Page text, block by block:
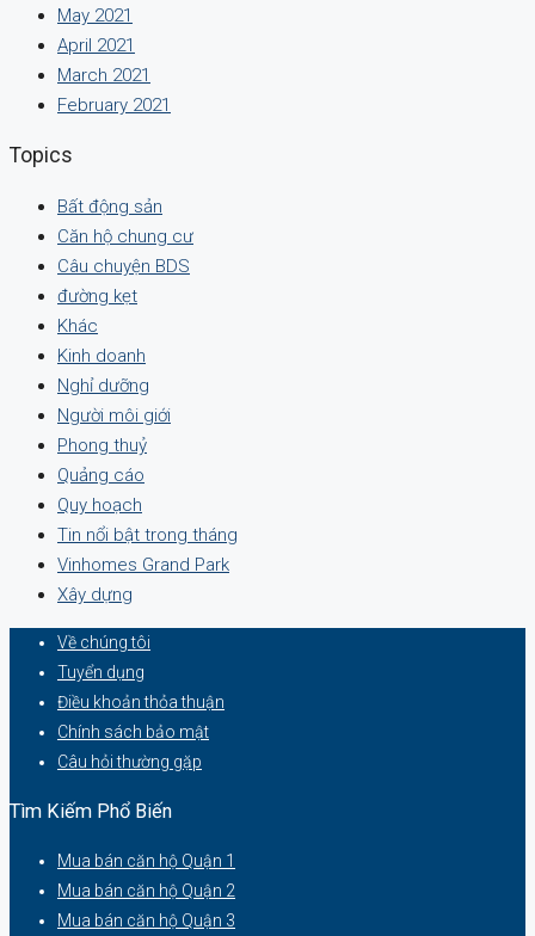
May 2021
April 2021
March 2021
February 2021
Topics
Bất động sản
Căn hộ chung cư
Câu chuyện BDS
đường kẹt
Khác
Kinh doanh
Nghỉ dưỡng
Người môi giới
Phong thuỷ
Quảng cáo
Quy hoạch
Tin nổi bật trong tháng
Vinhomes Grand Park
Xây dựng
Về chúng tôi
Tuyển dụng
Điều khoản thỏa thuận
Chính sách bảo mật
Câu hỏi thường gặp
Tìm Kiếm Phổ Biến
Mua bán căn hộ Quận 1
Mua bán căn hộ Quận 2
Mua bán căn hộ Quận 3